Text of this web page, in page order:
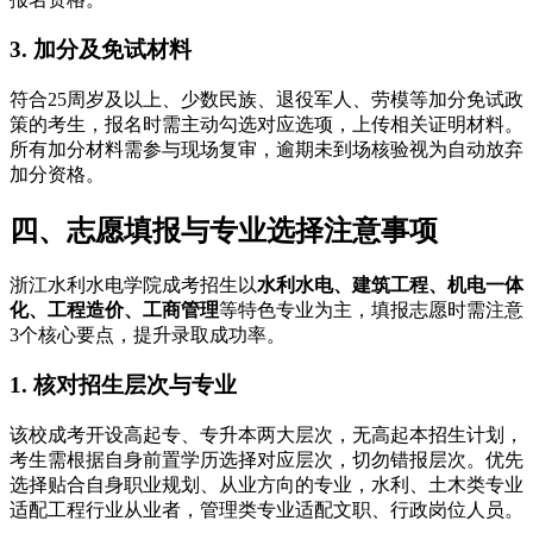
3. 加分及免试材料
符合25周岁及以上、少数民族、退役军人、劳模等加分免试政
策的考生，报名时需主动勾选对应选项，上传相关证明材料。
所有加分材料需参与现场复审，逾期未到场核验视为自动放弃
加分资格。
四、志愿填报与专业选择注意事项
浙江水利水电学院成考招生以水利水电、建筑工程、机电一体
化、工程造价、工商管理等特色专业为主，填报志愿时需注意
3个核心要点，提升录取成功率。
1. 核对招生层次与专业
该校成考开设高起专、专升本两大层次，无高起本招生计划，
考生需根据自身前置学历选择对应层次，切勿错报层次。优先
选择贴合自身职业规划、从业方向的专业，水利、土木类专业
适配工程行业从业者，管理类专业适配文职、行政岗位人员。